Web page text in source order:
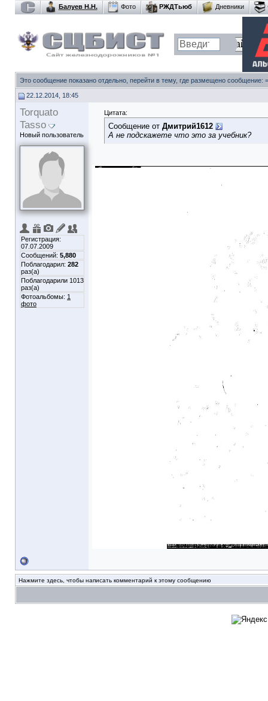
Балуев Н.Н. Фото РЖДТьюб Дневники
Это сообщение показано отдельно, перейти в тему, где размещено сообщение:
22.12.2014, 18:45
Torquato
Tasso
Новый пользователь
Регистрация:
07.07.2009
Сообщений: 5,880
Поблагодарил: 282
раз(а)
Поблагодарили 1013
раз(а)
Фотоальбомы: 1
фото
Цитата:
Сообщение от Дмитрий1612
А не подскажете что это за учебник?
Нажмите здесь, чтобы написать комментарий к этому сообщению